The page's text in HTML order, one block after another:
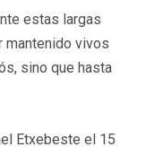
estas largas
mantenido vivos
sino que hasta
Etxebeste el 15